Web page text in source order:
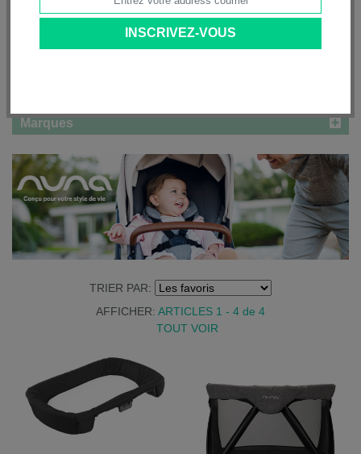
Accueil • Équipement et accessoires • Parcs • Nuna
Marques
TRIER PAR:
AFFICHER: ARTICLES 1 - 4 de 4
TOUT VOIR